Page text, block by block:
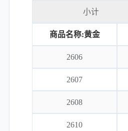
小计
商品名称:黄金
2606
2607
2608
2610